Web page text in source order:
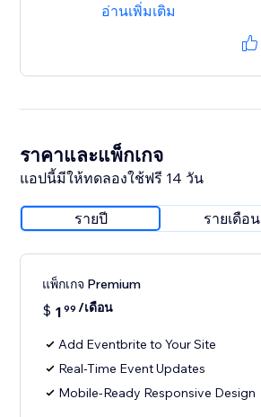
อ่านเพิ่มเติม
ราคาและแพ็กเกจ
แอปนี้มีให้ทดลองใช้ฟรี 14 วัน
รายปี รายเดือน
แพ็กเกจ Premium
$ 1 99 /เดือน
Add Eventbrite to Your Site
Real-Time Event Updates
Mobile-Ready Responsive Design